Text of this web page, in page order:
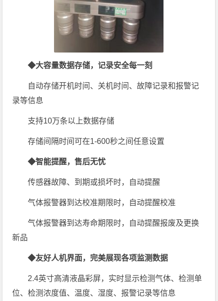
◆大容量数据存储，记录安全每一刻
自动存储开机时间、关机时间、故障记录和报警记
录等信息
支持10万条以上数据存储
存储间隔时间可在1-600秒之间任意设置
◆智能提醒，售后无忧
传感器故障、到期或损坏时，自动提醒
气体报警器到达校准期限时，自动提醒校准
气体报警器到达寿命期限时，自动提醒报废及更换
新品
◆友好人机界面，完美展现各项监测数据
2.4英寸高清液晶彩屏，实时显示检测气体、检测单
位、检测浓度值、温度、湿度、报警记录等信息